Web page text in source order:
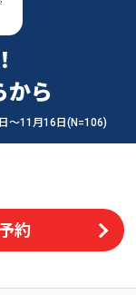
から
〜11月16日(N=106)
約